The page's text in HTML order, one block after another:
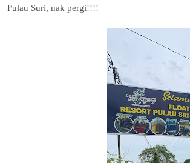
Pulau Suri, nak pergi!!!!